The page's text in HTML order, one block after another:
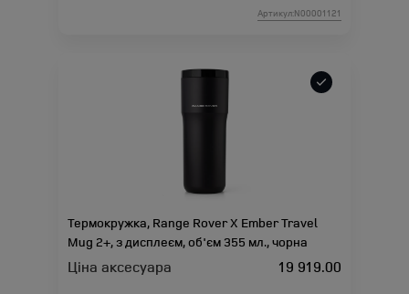
Артикул:N00001121
Термокружка, Range Rover X Ember Travel
Mug 2+, з дисплеєм, об'єм 355 мл., чорна
Ціна аксесуара 19 919.00